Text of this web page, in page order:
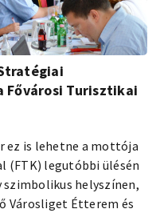
Stratégiai
Fővárosi Turisztikai
ez is lehetne a mottója
(FTK) legutóbbi ülésén
helyszínen,
Városliget Étterem és